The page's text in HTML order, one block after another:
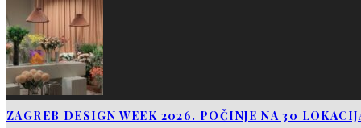
ZAGREB DESIGN WEEK 2026. POČINJE NA 30